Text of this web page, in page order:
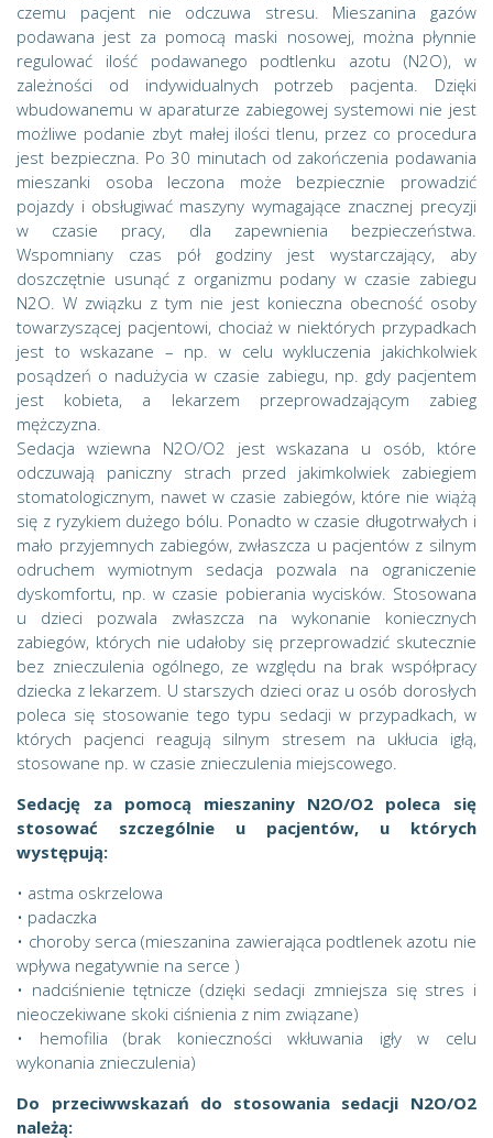
czemu pacjent nie odczuwa stresu. Mieszanina gazów
podawana jest za pomocą maski nosowej, można płynnie
regulować ilość podawanego podtlenku azotu (N2O), w
zależności od indywidualnych potrzeb pacjenta. Dzięki
wbudowanemu w aparaturze zabiegowej systemowi nie jest
możliwe podanie zbyt małej ilości tlenu, przez co procedura
jest bezpieczna. Po 30 minutach od zakończenia podawania
mieszanki osoba leczona może bezpiecznie prowadzić
pojazdy i obsługiwać maszyny wymagające znacznej precyzji
w czasie pracy, dla zapewnienia bezpieczeństwa.
Wspomniany czas pół godziny jest wystarczający, aby
doszczętnie usunąć z organizmu podany w czasie zabiegu
N2O. W związku z tym nie jest konieczna obecność osoby
towarzyszącej pacjentowi, chociaż w niektórych przypadkach
jest to wskazane – np. w celu wykluczenia jakichkolwiek
posądzeń o nadużycia w czasie zabiegu, np. gdy pacjentem
jest kobieta, a lekarzem przeprowadzającym zabieg
mężczyzna.
Sedacja wziewna N2O/O2 jest wskazana u osób, które
odczuwają paniczny strach przed jakimkolwiek zabiegiem
stomatologicznym, nawet w czasie zabiegów, które nie wiążą
się z ryzykiem dużego bólu. Ponadto w czasie długotrwałych i
mało przyjemnych zabiegów, zwłaszcza u pacjentów z silnym
odruchem wymiotnym sedacja pozwala na ograniczenie
dyskomfortu, np. w czasie pobierania wycisków. Stosowana
u dzieci pozwala zwłaszcza na wykonanie koniecznych
zabiegów, których nie udałoby się przeprowadzić skutecznie
bez znieczulenia ogólnego, ze względu na brak współpracy
dziecka z lekarzem. U starszych dzieci oraz u osób dorosłych
poleca się stosowanie tego typu sedacji w przypadkach, w
których pacjenci reagują silnym stresem na ukłucia igłą,
stosowane np. w czasie znieczulenia miejscowego.
Sedację za pomocą mieszaniny N2O/O2 poleca się
stosować szczególnie u pacjentów, u których
występują:
• astma oskrzelowa
• padaczka
• choroby serca (mieszanina zawierająca podtlenek azotu nie
wpływa negatywnie na serce )
• nadciśnienie tętnicze (dzięki sedacji zmniejsza się stres i
nieoczekiwane skoki ciśnienia z nim związane)
• hemofilia (brak konieczności wkłuwania igły w celu
wykonania znieczulenia)
Do przeciwwskazań do stosowania sedacji N2O/O2
należą: